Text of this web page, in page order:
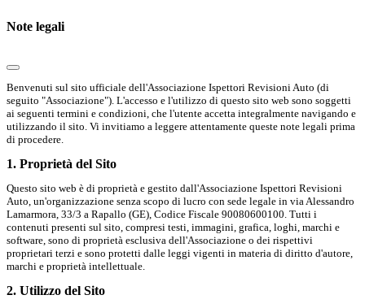
Note legali
Benvenuti sul sito ufficiale dell'Associazione Ispettori Revisioni Auto (di
seguito "Associazione"). L'accesso e l'utilizzo di questo sito web sono soggetti
ai seguenti termini e condizioni, che l'utente accetta integralmente navigando e
utilizzando il sito. Vi invitiamo a leggere attentamente queste note legali prima
di procedere.
1. Proprietà del Sito
Questo sito web è di proprietà e gestito dall'Associazione Ispettori Revisioni
Auto, un'organizzazione senza scopo di lucro con sede legale in via Alessandro
Lamarmora, 33/3 a Rapallo (GE), Codice Fiscale 90080600100. Tutti i
contenuti presenti sul sito, compresi testi, immagini, grafica, loghi, marchi e
software, sono di proprietà esclusiva dell'Associazione o dei rispettivi
proprietari terzi e sono protetti dalle leggi vigenti in materia di diritto d'autore,
marchi e proprietà intellettuale.
2. Utilizzo del Sito